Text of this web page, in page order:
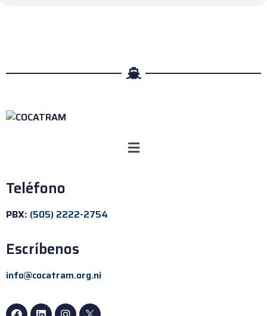
Teléfono
PBX: (505) 2222-2754
Escríbenos
info@cocatram.org.ni